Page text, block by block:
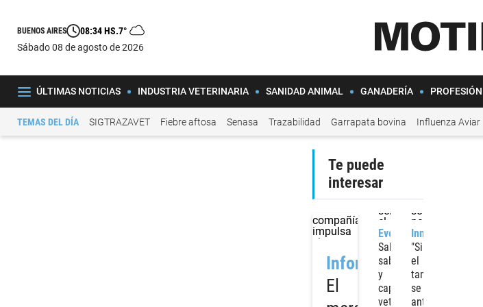
BUENOS AIRES 08:34 HS.7°
sábado 08 de agosto de 2026
ÚLTIMAS NOTICIAS INDUSTRIA VETERINARIA SANIDAD ANIMAL GANADERÍA PROFESIÓN
TEMAS DEL DÍA SIGTRAZAVET Fiebre aftosa Senasa Trazabilidad Garrapata bovina Influenza Aviar
Te puede
interesar
Informe
El
Evento
Saberes,
sabores
y
capacitación
veterinaria
Innovación
"Si
el
tambo
se
anticipa,